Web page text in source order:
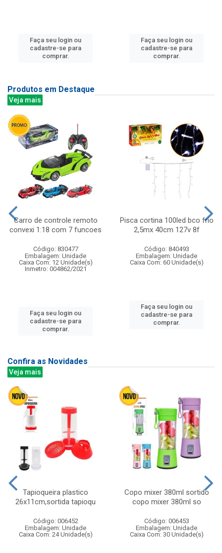
Faça seu login ou
cadastre-se para
comprar.
Faça seu login ou
cadastre-se para
comprar.
Produtos em Destaque
Veja mais
Carro de controle remoto
convexi 1:18 com 7 funcoes
Código: 830477
Embalagem: Unidade
Caixa Com: 12 Unidade(s)
Inmetro: 004862/2021
Faça seu login ou
cadastre-se para
comprar.
Pisca cortina 100led bco frio
2,5mx 40cm 127v 8f
Código: 840493
Embalagem: Unidade
Caixa Com: 60 Unidade(s)
Faça seu login ou
cadastre-se para
comprar.
Confira as Novidades
Veja mais
Tapioqueira plastico
26x11cm,sortida tapioqu
Código: 006452
Embalagem: Unidade
Caixa Com: 24 Unidade(s)
Copo mixer 380ml sortido
copo mixer 380ml so
Código: 006453
Embalagem: Unidade
Caixa Com: 30 Unidade(s)